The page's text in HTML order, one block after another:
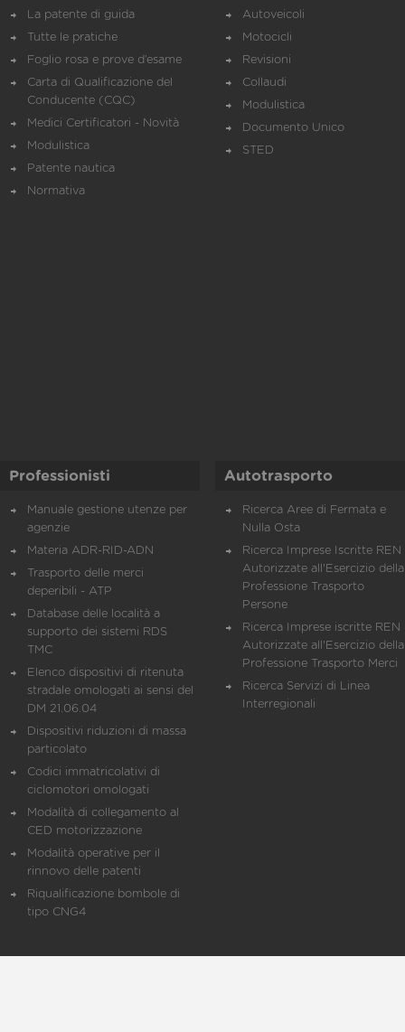
La patente di guida
Tutte le pratiche
Foglio rosa e prove d’esame
Carta di Qualificazione del
Conducente (CQC)
Medici Certificatori - Novità
Modulistica
Patente nautica
Normativa
Autoveicoli
Motocicli
Revisioni
Collaudi
Modulistica
Documento Unico
STED
Professionisti
Manuale gestione utenze per
agenzie
Materia ADR-RID-ADN
Trasporto delle merci
deperibili - ATP
Database delle località a
supporto dei sistemi RDS
TMC
Elenco dispositivi di ritenuta
stradale omologati ai sensi del
DM 21.06.04
Dispositivi riduzioni di massa
particolato
Codici immatricolativi di
ciclomotori omologati
Modalità di collegamento al
CED motorizzazione
Modalità operative per il
rinnovo delle patenti
Riqualificazione bombole di
tipo CNG4
Autotrasporto
Ricerca Aree di Fermata e
Nulla Osta
Ricerca Imprese Iscritte REN
Autorizzate all'Esercizio della
Professione Trasporto
Persone
Ricerca Imprese iscritte REN
Autorizzate all'Esercizio della
Professione Trasporto Merci
Ricerca Servizi di Linea
Interregionali